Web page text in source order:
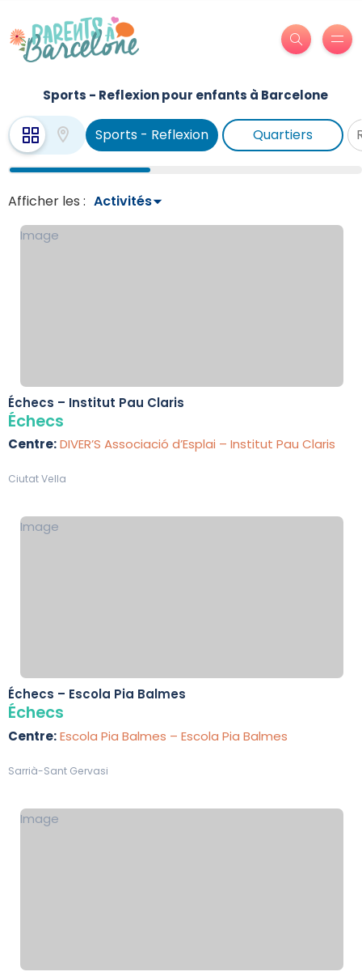
Sports - Reflexion pour enfants à Barcelone
Sports - Reflexion Quartiers
Afficher les :
Image
Échecs – Institut Pau Claris
Échecs
Centre:DIVER’S Associació d’Esplai – Institut Pau Claris
Ciutat Vella
Image
Échecs – Escola Pia Balmes
Échecs
Centre:Escola Pia Balmes – Escola Pia Balmes
Sarrià-Sant Gervasi
Image